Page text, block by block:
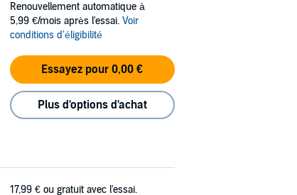
Renouvellement automatique à
5,99 €/mois après l'essai. Voir
conditions d'éligibilité
Essayez pour 0,00 €
Plus d'options d'achat
17,99 € ou gratuit avec l'essai.